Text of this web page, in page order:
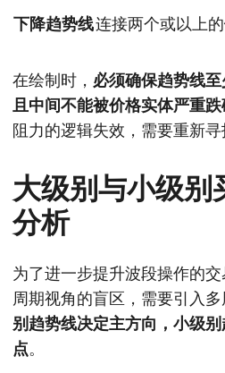
下降趋势线连接两个或以上的
在绘制时， 必须确保趋势线
且中间不能被价格实体严重
阻力的逻辑失效，需要重新寻
大级别与小级别
分析
为了进一步提升波段操作的
周期视角的盲区，需要引入多
别趋势线决定主方向，小级
点。